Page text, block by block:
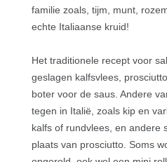
familie zoals, tijm, munt,
echte Italiaanse kruid!
Het traditionele recept voor
geslagen kalfsvlees,
boter voor de saus. Andere
tegen in Italië, zoals kip en
kalfs of rundvlees, en andere
plaats van prosciutto. Soms